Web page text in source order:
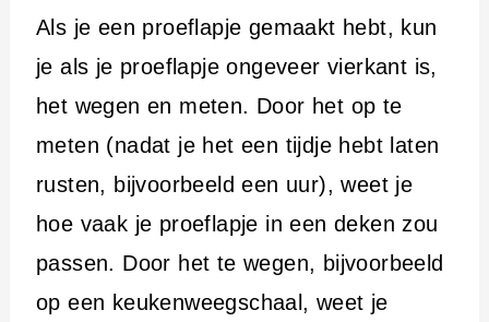
Als je een proeflapje gemaakt hebt, kun
je als je proeflapje ongeveer vierkant is,
het wegen en meten. Door het op te
meten (nadat je het een tijdje hebt laten
rusten, bijvoorbeeld een uur), weet je
hoe vaak je proeflapje in een deken zou
passen. Door het te wegen, bijvoorbeeld
op een keukenweegschaal, weet je